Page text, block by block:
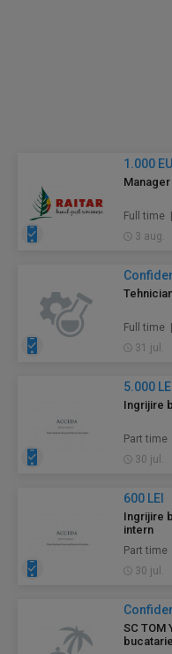
1.000
3 aug.
31 jul.
5.000 LEI
Ingrijire
30 jul.
600 LEI
Ingrijire
intern
30 jul.
SC TOM
bucatarie